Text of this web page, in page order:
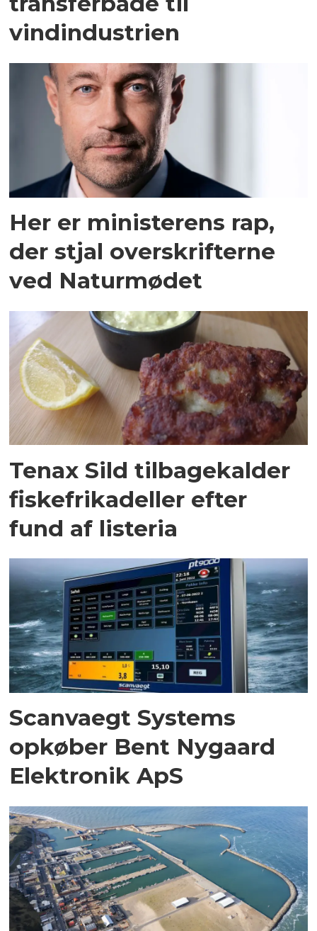
vindindustrien
Her er ministerens rap,
der stjal overskrifterne
ved Naturmødet
Tenax Sild tilbagekalder
fiskefrikadeller efter
fund af listeria
Scanvaegt Systems
opkøber Bent Nygaard
Elektronik ApS